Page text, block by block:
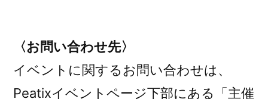
〈お問い合わせ先〉
イベントに関するお問い合わせは、
Peatixイベントページ下部にある「主催